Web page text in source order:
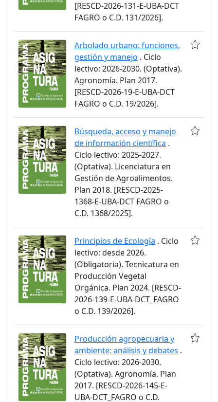
[RESCD-2026-131-E-UBA-DCT
FAGRO o C.D. 131/2026].
Arbolado urbano: funciones,
gestión y manejo . Ciclo
lectivo: 2026-2030. (Optativa).
Agronomía. Plan 2017.
[RESCD-2026-19-E-UBA-DCT
FAGRO o C.D. 19/2026].
Búsqueda, acceso y manejo
de información científica .
Ciclo lectivo: 2025-2027.
(Optativa). Licenciatura en
Gestión de Agroalimentos.
Plan 2018. [RESCD-2025-
1368-E-UBA-DCT FAGRO o
C.D. 1368/2025].
Principios de Ecología . Ciclo
lectivo: desde 2026.
(Obligatoria). Tecnicatura en
Producción Vegetal
Orgánica. Plan 2024. [RESCD-
2026-139-E-UBA-DCT_FAGRO
o C.D. 139/2026].
Producción agropecuaria y
ambiente: análisis y debates .
Ciclo lectivo: 2026-2030.
(Optativa). Agronomía. Plan
2017. [RESCD-2026-145-E-
UBA-DCT_FAGRO o C.D.